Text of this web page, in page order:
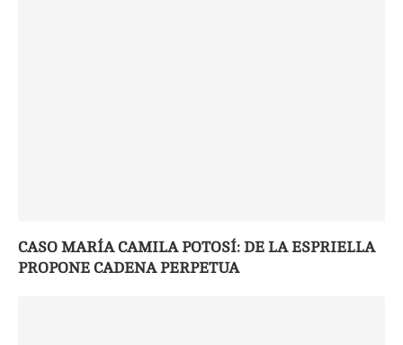
CASO MARÍA CAMILA POTOSÍ: DE LA ESPRIELLA
PROPONE CADENA PERPETUA